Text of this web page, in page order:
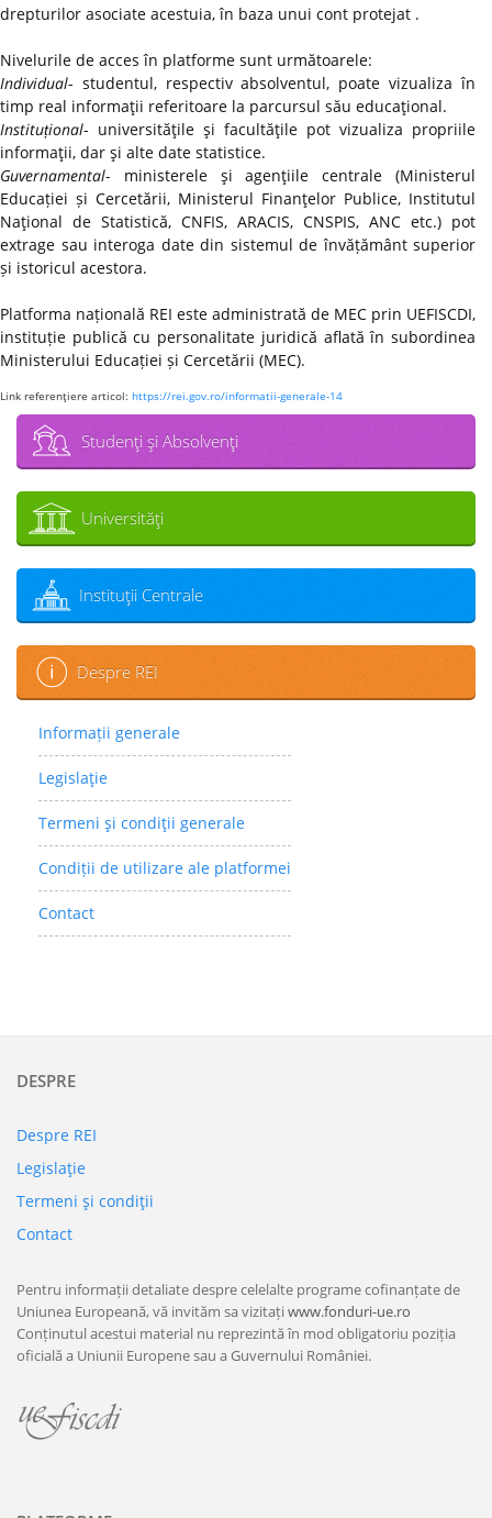
drepturilor asociate acestuia, în baza unui cont protejat .
Nivelurile de acces în platforme sunt următoarele:
Individual- studentul, respectiv absolventul, poate vizualiza în
timp real informaţii referitoare la parcursul său educaţional.
Instituțional- universităţile şi facultăţile pot vizualiza propriile
informaţii, dar şi alte date statistice.
Guvernamental- ministerele şi agenţiile centrale (Ministerul
Educației și Cercetării, Ministerul Finanţelor Publice, Institutul
Naţional de Statistică, CNFIS, ARACIS, CNSPIS, ANC etc.) pot
extrage sau interoga date din sistemul de învățământ superior
și istoricul acestora.
Platforma națională REI este administrată de MEC prin UEFISCDI,
instituție publică cu personalitate juridică aflată în subordinea
Ministerului Educației și Cercetării (MEC).
Link referenţiere articol: https://rei.gov.ro/informatii-generale-14
Studenţi şi Absolvenţi
Universităţi
Instituţii Centrale
Despre REI
Informații generale
Legislaţie
Termeni şi condiţii generale
Condiții de utilizare ale platformei
Contact
DESPRE
Despre REI
Legislaţie
Termeni şi condiţii
Contact
Pentru informații detaliate despre celelalte programe cofinanțate de
Uniunea Europeană, vă invităm sa vizitațiwww.fonduri-ue.ro
Conținutul acestui material nu reprezintă în mod obligatoriu poziția
oficială a Uniunii Europene sau a Guvernului României.